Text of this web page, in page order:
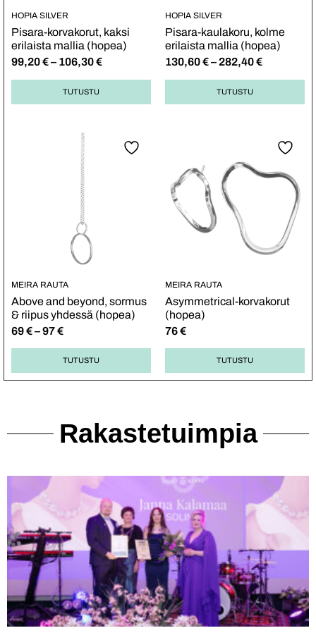
HOPIA SILVER
Pisara-korvakorut, kaksi
erilaista mallia (hopea)
99,20€– 106,30€
TUTUSTU
HOPIA SILVER
Pisara-kaulakoru, kolme
erilaista mallia (hopea)
130,60€– 282,40€
TUTUSTU
MEIRA RAUTA
Above and beyond, sormus
& riipus yhdessä (hopea)
69€–97€
TUTUSTU
MEIRA RAUTA
Asymmetrical-korvakorut
(hopea)
76€
TUTUSTU
Rakastetuimpia